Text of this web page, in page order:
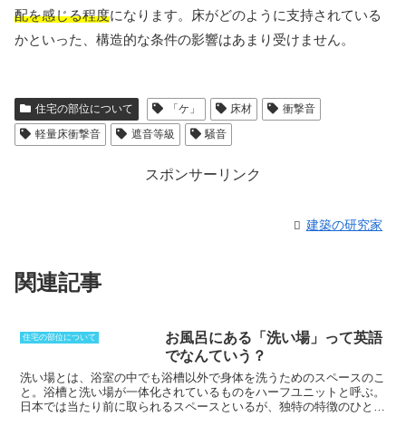
配を感じる程度になります。床がどのように支持されている
かといった、構造的な条件の影響はあまり受けません。
住宅の部位について 「ケ」 床材
衝撃音
軽量床衝撃音
遮音等級 騒音
スポンサーリンク
建築の研究家
関連記事
住宅の部位について
お風呂にある「洗い場」って英語
でなんていう？
洗い場とは、浴室の中でも浴槽以外で身体を洗うためのスペースのこ
と。浴槽と洗い場が一体化されているものをハーフユニットと呼ぶ。
日本では当たり前に取られるスペースといるが、独特の特徴のひとつ